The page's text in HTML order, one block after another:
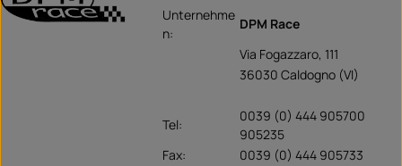
Unternehme
n:
DPM Race
Via Fogazzaro, 111
36030 Caldogno (VI)
Tel:
0039 (0) 444 905700
905235
Fax:
0039 (0) 444 905733